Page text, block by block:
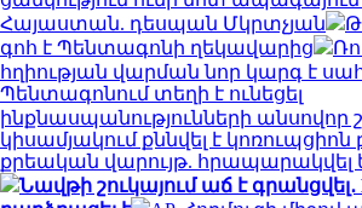
Հայաստան. դեսպան Մկրտչյան
գոհ է Պենտագոնի ղեկավարից
հղիության վարման նոր կարգ է
Պենտագոնում տեղի է ունեցել
ինքնասպանությունների անսովոր
կիսամյակում քննվել է կոռուպցիոն
քրեական վարույթ. հրապարակվել
Նավթի շուկայում աճ է գրանցվել․